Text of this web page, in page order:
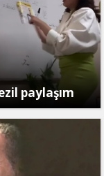
paylaşım